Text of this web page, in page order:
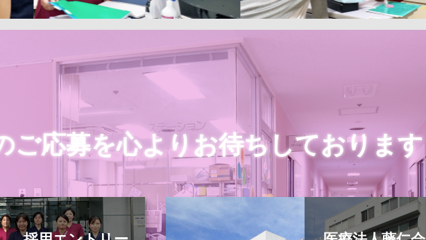
ご応募を心よりお待ちしております